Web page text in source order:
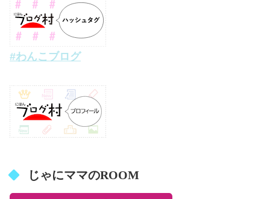
#わんこブログ
じゃにママのROOM